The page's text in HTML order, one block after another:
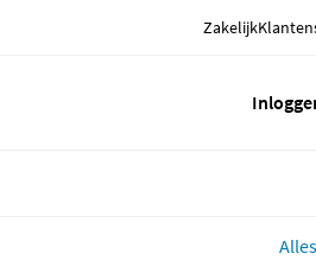
Zakelijk